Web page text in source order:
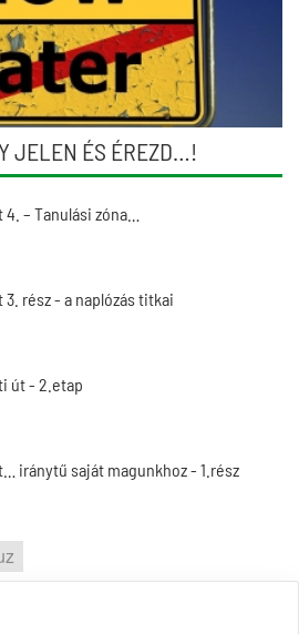
JELEN ÉS ÉREZD…!
– Tanulási zóna…
3. rész - a naplózás titkai
út - 2.etap
iránytű saját magunkhoz - 1.rész